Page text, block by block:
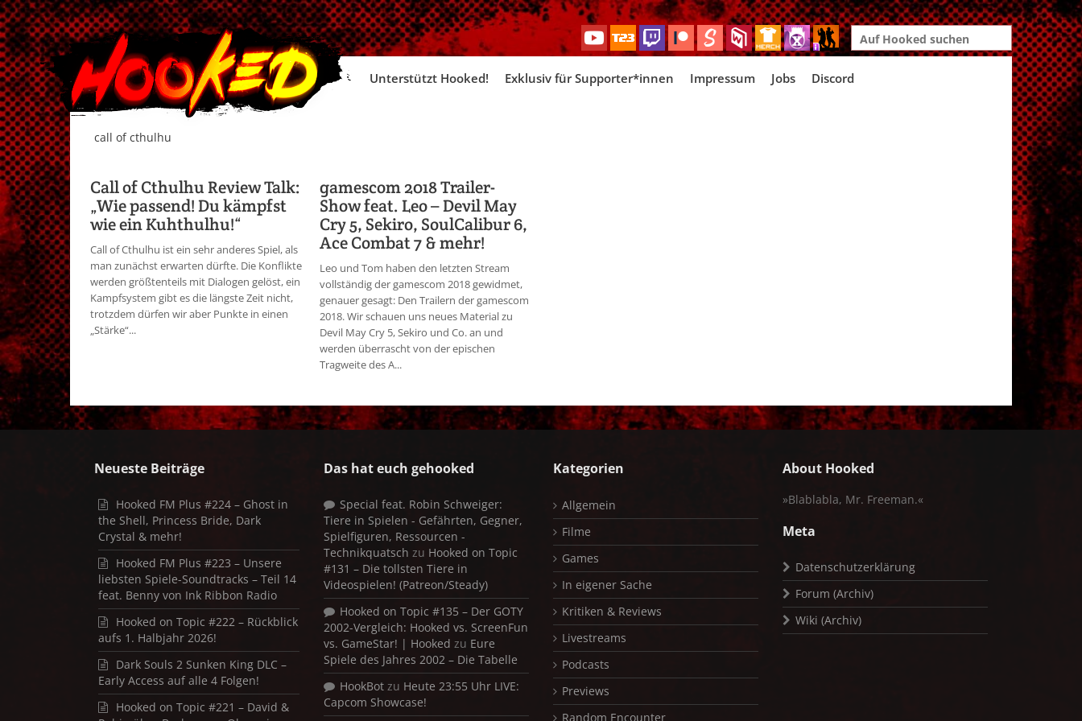
Search
for:
Skip
Unterstützt Hooked! Exklusiv für Supporter*innen Impressum Jobs Discord
call of cthulhu
Call of Cthulhu Review Talk:
„Wie passend! Du kämpfst
wie ein Kuhthulhu!“
Call of Cthulhu ist ein sehr anderes Spiel, als
man zunächst erwarten dürfte. Die Konflikte
werden größtenteils mit Dialogen gelöst, ein
Kampfsystem gibt es die längste Zeit nicht,
trotzdem dürfen wir aber Punkte in einen
„Stärke“...
gamescom 2018 Trailer-
Show feat. Leo – Devil May
Cry 5, Sekiro, SoulCalibur 6,
Ace Combat 7 & mehr!
Leo und Tom haben den letzten Stream
vollständig der gamescom 2018 gewidmet,
genauer gesagt: Den Trailern der gamescom
2018. Wir schauen uns neues Material zu
Devil May Cry 5, Sekiro und Co. an und
werden überrascht von der epischen
Tragweite des A...
Neueste Beiträge
Hooked FM Plus #224 – Ghost in
the Shell, Princess Bride, Dark
Crystal & mehr!
Hooked FM Plus #223 – Unsere
liebsten Spiele-Soundtracks – Teil 14
feat. Benny von Ink Ribbon Radio
Hooked on Topic #222 – Rückblick
aufs 1. Halbjahr 2026!
Dark Souls 2 Sunken King DLC –
Early Access auf alle 4 Folgen!
Hooked on Topic #221 – David &
Das hat euch gehooked
Special feat. Robin Schweiger:
Tiere in Spielen - Gefährten, Gegner,
Spielfiguren, Ressourcen -
Technikquatsch zu Hooked on Topic
#131 – Die tollsten Tiere in
Videospielen! (Patreon/Steady)
Hooked on Topic #135 – Der GOTY
2002-Vergleich: Hooked vs. ScreenFun
vs. GameStar! | Hooked zu Eure
Spiele des Jahres 2002 – Die Tabelle
HookBot zu Heute 23:55 Uhr LIVE:
Capcom Showcase!
Kategorien
Allgemein
Filme
Games
In eigener Sache
Kritiken & Reviews
Livestreams
Podcasts
Previews
Random Encounter
About Hooked
»Blablabla, Mr. Freeman.«
Meta
Datenschutzerklärung
Forum (Archiv)
Wiki (Archiv)